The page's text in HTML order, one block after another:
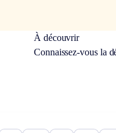
À découvrir
Connaissez-vous la